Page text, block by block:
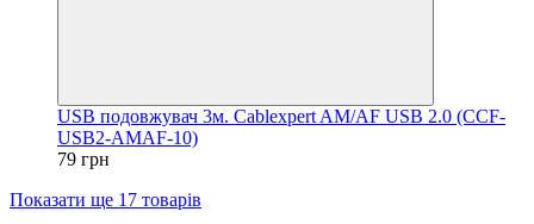
USB подовжувач 3м. Cablexpert AM/AF USB 2.0 (CCF-
USB2-AMAF-10)
79 грн
Показати ще 17 товарів